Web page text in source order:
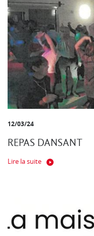
12/03/24
REPAS DANSANT
Lire la suite